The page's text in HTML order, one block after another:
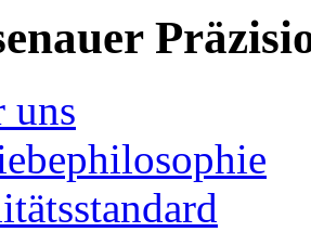
uns